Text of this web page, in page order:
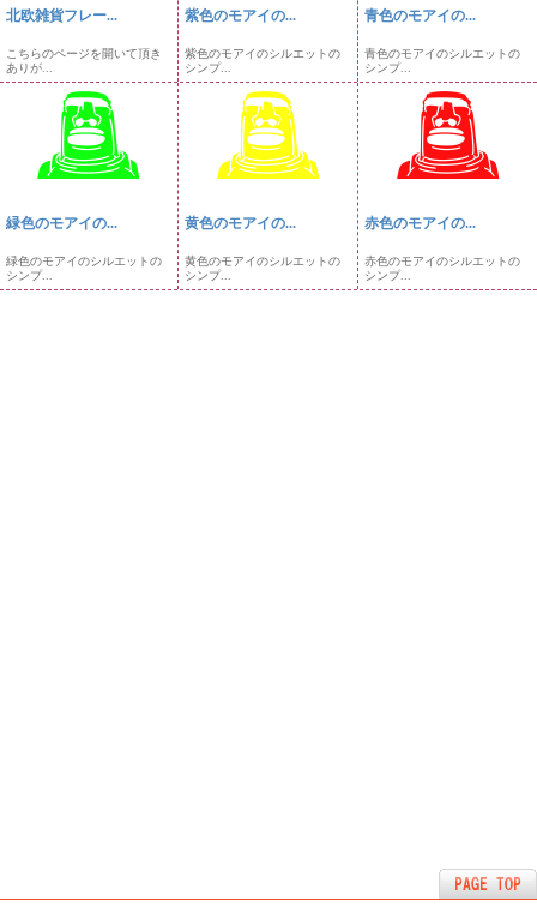
北欧雑貨フレー...
こちらのページを開いて頂き
ありが...
紫色のモアイの...
紫色のモアイのシルエットの
シンプ...
青色のモアイの...
青色のモアイのシルエットの
シンプ...
緑色のモアイの...
緑色のモアイのシルエットの
シンプ...
黄色のモアイの...
黄色のモアイのシルエットの
シンプ...
赤色のモアイの...
赤色のモアイのシルエットの
シンプ...